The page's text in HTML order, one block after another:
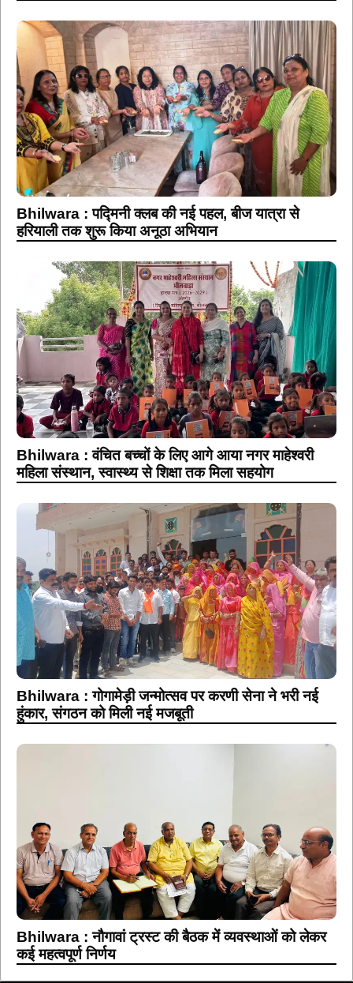
Bhilwara : पद्मिनी क्लब की नई पहल, बीज यात्रा से
हरियाली तक शुरू किया अनूठा अभियान
Bhilwara : वंचित बच्चों के लिए आगे आया नगर माहेश्वरी
महिला संस्थान, स्वास्थ्य से शिक्षा तक मिला सहयोग
Bhilwara : गोगामेड़ी जन्मोत्सव पर करणी सेना ने भरी नई
हुंकार, संगठन को मिली नई मजबूती
Bhilwara : नौगावां ट्रस्ट की बैठक में व्यवस्थाओं को लेकर
कई महत्वपूर्ण निर्णय